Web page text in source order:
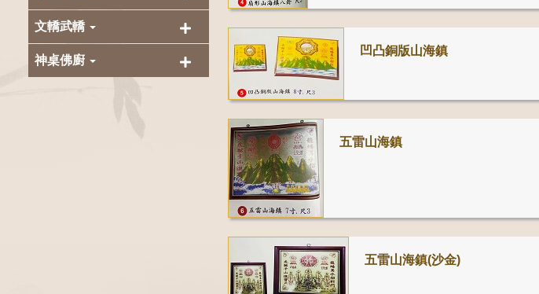
文轎武轎
神桌佛廚
凹凸銅版山海鎮
五雷山海鎮
五雷山海鎮(沙金)